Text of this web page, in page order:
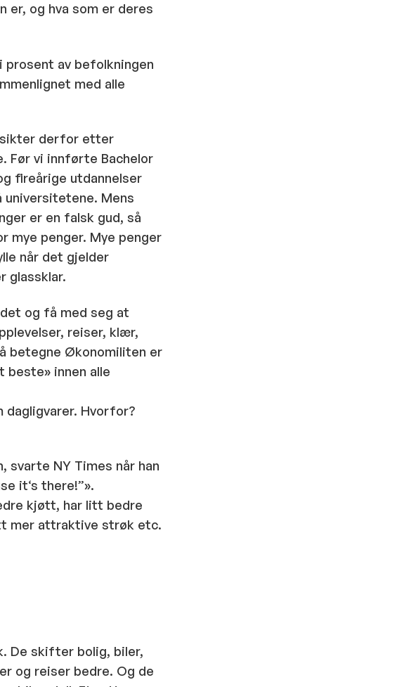
er, og hva som er deres
av befolkningen
med alle
derfor etter
Før vi innførte Bachelor
fireårige utdannelser
universitetene. Mens
er en falsk gud, så
mye penger. Mye penger
når det gjelder
glassklar.
og få med seg at
reiser, klær,
betegne Økonomiliten er
beste» innen alle
Hvorfor?
svarte NY Times når han
it‘s there!”».
kjøtt, har litt bedre
mer attraktive strøk etc.
De skifter bolig, biler,
og reiser bedre. Og de